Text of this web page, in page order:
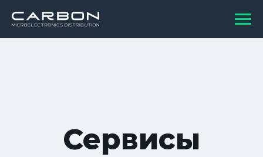
Сервисы